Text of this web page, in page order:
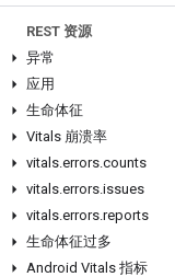
REST 资源
异常
应用
生命体征
Vitals 崩溃率
vitals.errors.counts
vitals.errors.issues
vitals.errors.reports
生命体征过多
Android Vitals 指标